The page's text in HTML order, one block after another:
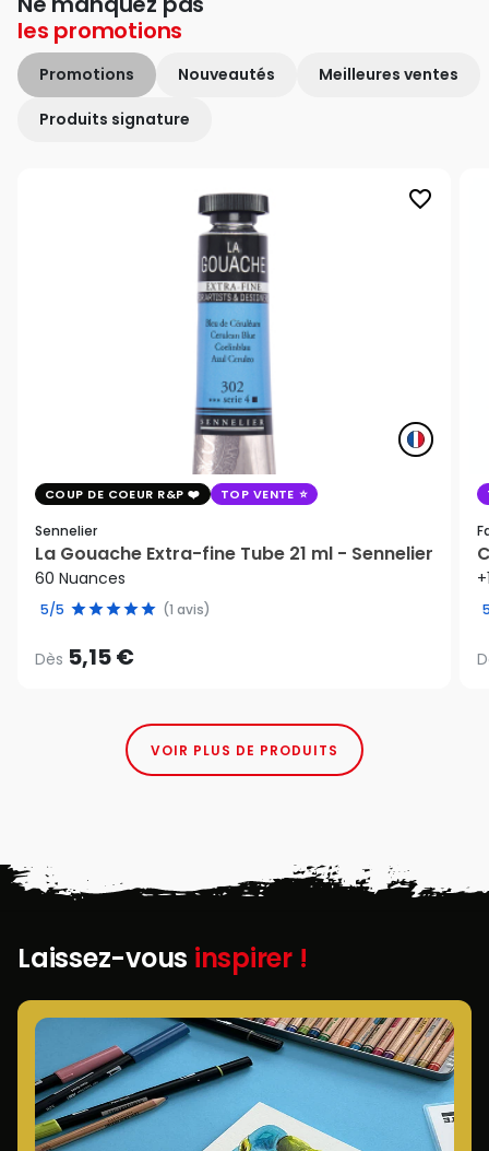
les promotions
Promotions Nouveautés Meilleures ventes
Produits signature
favorite_border
COUP DE COEUR R&P TOP VENTE
Sennelier
La Gouache Extra-fine Tube 21 ml - Sennelier
60 Nuances
5/5 (1 avis)
Dès 5,15 €
VOIR PLUS DE PRODUITS
Laissez-vous inspirer !